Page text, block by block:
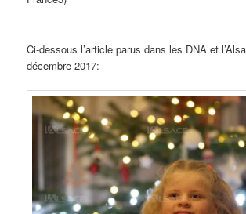
Ci-dessous l’article parus dans les DNA et
décembre 2017: